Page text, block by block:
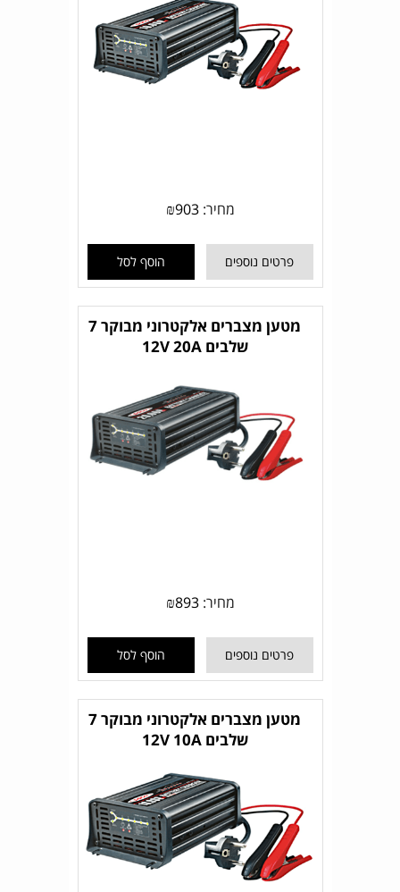
מחיר: ₪903
פרטים נוספים הוסף לסל
מטען מצברים אלקטרוני מבוקר 7
שלבים 12V 20A
מחיר: ₪893
פרטים נוספים הוסף לסל
מטען מצברים אלקטרוני מבוקר 7
שלבים 12V 10A